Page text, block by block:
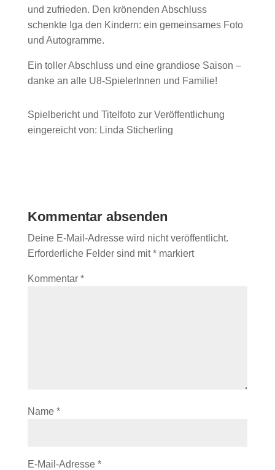
und zufrieden. Den krönenden Abschluss
schenkte Iga den Kindern: ein gemeinsames Foto
und Autogramme.
Ein toller Abschluss und eine grandiose Saison –
danke an alle U8-SpielerInnen und Familie!
Spielbericht und Titelfoto zur Veröffentlichung
eingereicht von: Linda Sticherling
Kommentar absenden
Deine E-Mail-Adresse wird nicht veröffentlicht.
Erforderliche Felder sind mit*markiert
Kommentar *
Name *
E-Mail-Adresse *